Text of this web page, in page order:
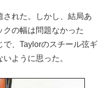
れた。しかし、結局あ
クの幅は問題なかった
、Taylorのスチール弦ギ
ように思った。